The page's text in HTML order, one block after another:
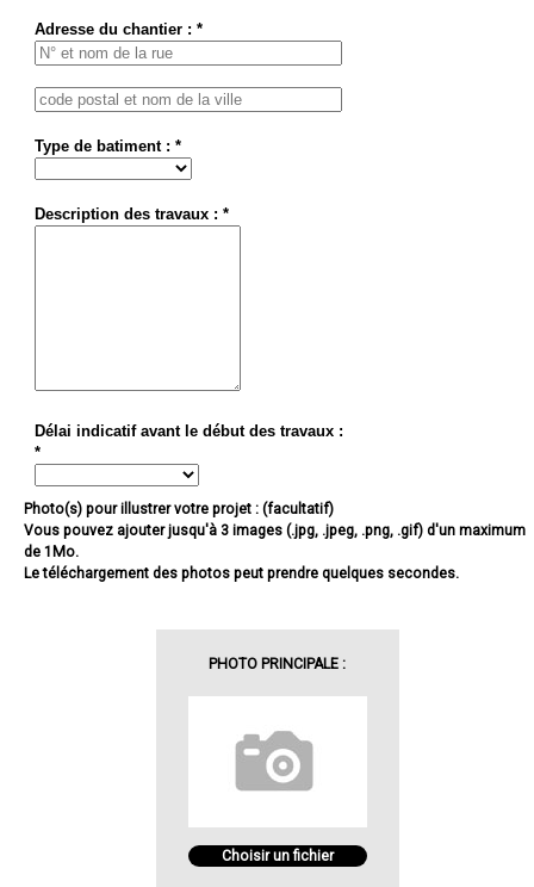
Adresse du chantier : *
Type de batiment : *
Description des travaux : *
Délai indicatif avant le début des travaux :
*
Photo(s) pour illustrer votre projet : (facultatif)
Vous pouvez ajouter jusqu'à 3 images (.jpg, .jpeg, .png, .gif) d'un maximum
de 1Mo.
Le téléchargement des photos peut prendre quelques secondes.
PHOTO PRINCIPALE :
Choisir un fichier